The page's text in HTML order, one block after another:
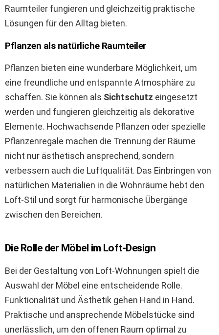
Raumteiler fungieren und gleichzeitig praktische
Lösungen für den Alltag bieten.
Pflanzen als natürliche Raumteiler
Pflanzen bieten eine wunderbare Möglichkeit, um
eine freundliche und entspannte Atmosphäre zu
schaffen. Sie können als Sichtschutz eingesetzt
werden und fungieren gleichzeitig als dekorative
Elemente. Hochwachsende Pflanzen oder spezielle
Pflanzenregale machen die Trennung der Räume
nicht nur ästhetisch ansprechend, sondern
verbessern auch die Luftqualität. Das Einbringen von
natürlichen Materialien in die Wohnräume hebt den
Loft-Stil und sorgt für harmonische Übergänge
zwischen den Bereichen.
Die Rolle der Möbel im Loft-Design
Bei der Gestaltung von Loft-Wohnungen spielt die
Auswahl der Möbel eine entscheidende Rolle.
Funktionalität und Ästhetik gehen Hand in Hand.
Praktische und ansprechende Möbelstücke sind
unerlässlich, um den offenen Raum optimal zu